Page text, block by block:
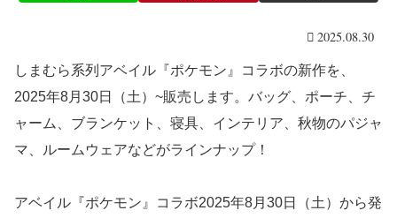
2025.08.30
しまむら系列アベイル『ポケモン』コラボの新作を、
2025年8月30日（土）~販売します。バッグ、ポーチ、チ
ャーム、ブランケット、寝具、インテリア、秋物のパジャ
マ、ルームウェアなどがラインナップ！
アベイル『ポケモン』コラボ2025年8月30日（土）から発